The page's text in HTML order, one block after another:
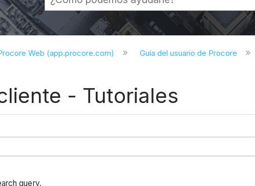
global
Web (app.procore.com) Guía del usuario de Procore
- Tutoriales
query.